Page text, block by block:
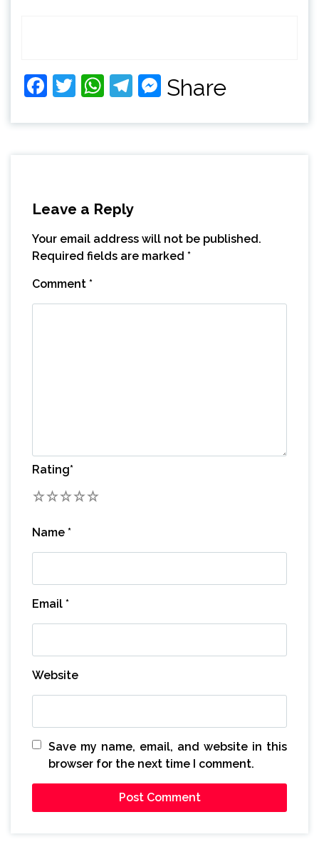
Facebook
Twitter
WhatsApp
Telegram
Messenger
Share
Leave a Reply
Your email address will not be published.
Required fields are marked *
Comment *
Rating*
5
4
3
2
Name *
Email *
Website
Save my name, email, and website in this
browser for the next time I comment.